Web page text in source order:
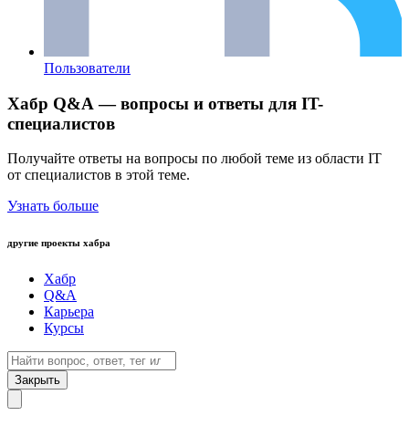
Пользователи
Хабр Q&A — вопросы и ответы для IT-
специалистов
Получайте ответы на вопросы по любой теме из области IT
от специалистов в этой теме.
Узнать больше
другие проекты хабра
Хабр
Q&A
Карьера
Курсы
Закрыть